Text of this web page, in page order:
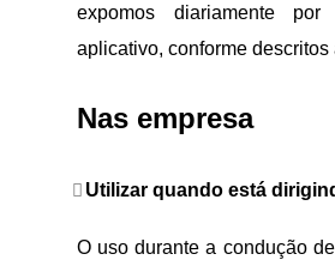
expomos diariamente
aplicativo, conforme descritos
Nas empresa
Utilizar quando está
O uso durante a condução